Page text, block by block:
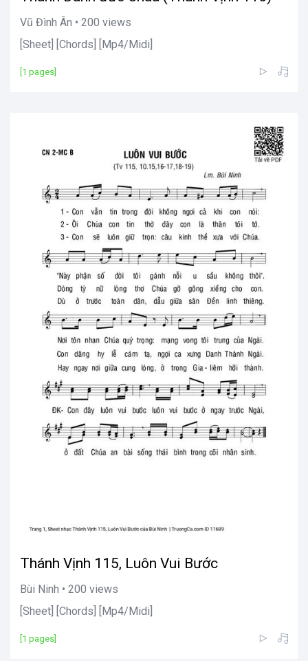
Vũ Đình Ân • 200 views
[Sheet] [Chords] [Mp4/Midi]
[1 pages]
Thánh Vịnh 115, Luôn Vui Bước
Bùi Ninh • 200 views
[Sheet] [Chords] [Mp4/Midi]
[1 pages]